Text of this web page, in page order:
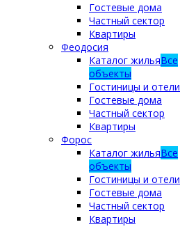
Гостевые дома
Частный сектор
Квартиры
Феодосия
Каталог жильяВсе
объекты
Гостиницы и отели
Гостевые дома
Частный сектор
Квартиры
Форос
Каталог жильяВсе
объекты
Гостиницы и отели
Гостевые дома
Частный сектор
Квартиры